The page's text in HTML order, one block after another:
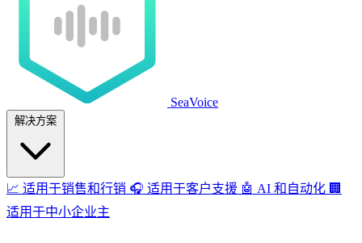
SeaVoice
解决方案
📈 适用于销售和行销 🎧 适用于客户支援 🤖 AI 和自动化 🏢
适用于中小企业主